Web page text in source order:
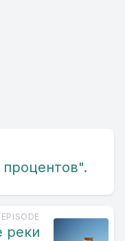
процентов".
реки